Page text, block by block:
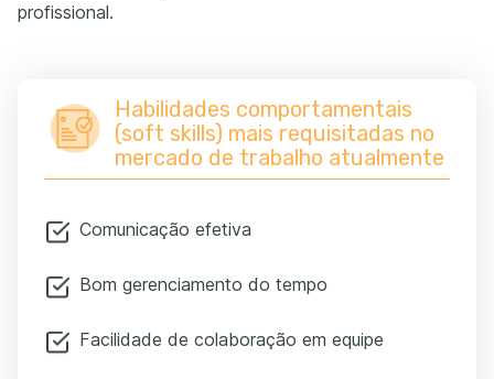
profissional.
Habilidades comportamentais
(soft skills) mais requisitadas no
mercado de trabalho atualmente
Comunicação efetiva
Bom gerenciamento do tempo
Facilidade de colaboração em equipe